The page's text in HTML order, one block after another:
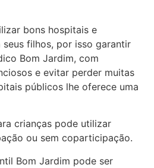
bons hospitais e
filhos, por isso garantir
Bom Jardim, com
e evitar perder muitas
públicos lhe oferece uma
crianças pode utilizar
ou sem coparticipação.
Bom Jardim pode ser